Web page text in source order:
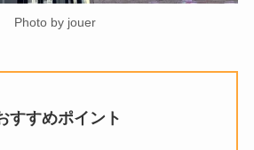
Photo by jouer
すすめポイント